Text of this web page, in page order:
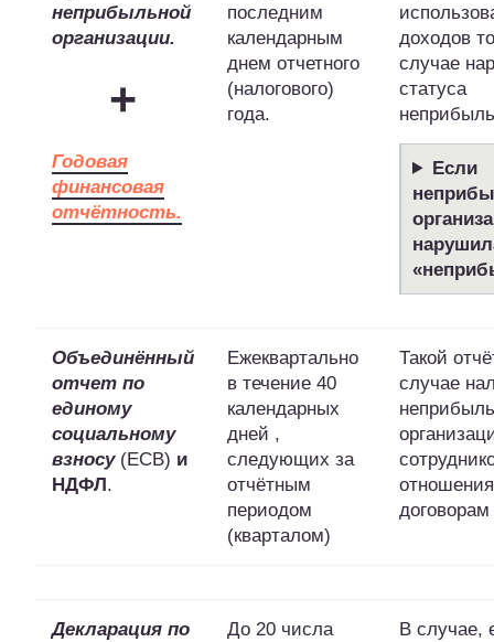
неприбыльной
организации.
+
Годовая
финансовая
отчётность.
последним
календарным
днем отчетного
(налогового)
года.
доходов
случае
статуса
Если
Объединённый
отчет по
единому
социальному
взносу(ЕСВ) и
НДФЛ.
Ежеквартально
в течение 40
календарных
дней ,
следующих за
отчётным
периодом
(кварталом)
Такой
случае
Декларация по
До 20 числа
В случае,